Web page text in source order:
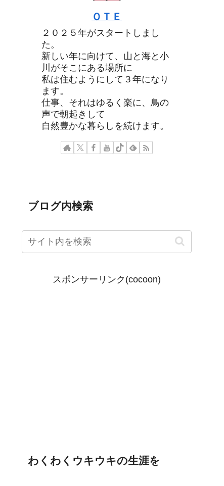
ＯＴＥ
２０２５年がスタートしまし
た。
新しい年に向けて、山と海と小
川がそこにある場所に
私は住むようにして３年になり
ます。
仕事、それはゆるく楽に、鳥の
声で朝起きして
自然豊かな暮らしを続けます。
ブログ内検索
スポンサーリンク(cocoon)
わくわくウキウキの生涯を